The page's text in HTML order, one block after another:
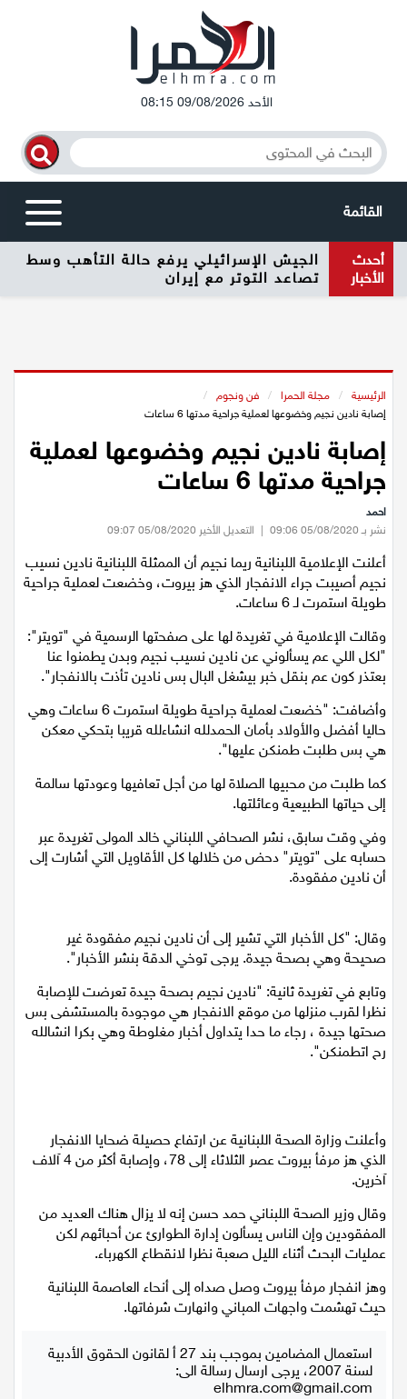
الأحد 09/08/2026 08:15
القائمة
أخبار محلية
عيلبون
دير حنا
سخنين
عرابة
اخبار عالمية
رياضة
رياضة محلية
رياضة عالمية
تقارير خاصة
اقتصاد
مقالات
مطبخ
مجلة الحمرا
جمال وازياء
فن
ستوديو انتخابات 2022
أحدث
الأخبار
الجيش الإسرائيلي يرفع حالة التأهب وسط
تصاعد التوتر مع إيران
الرئيسية / مجلة الحمرا / فن ونجوم
/
إصابة نادين نجيم وخضوعها لعملية جراحية مدتها 6 ساعات
إصابة نادين نجيم وخضوعها لعملية
جراحية مدتها 6 ساعات
احمد
نشر بـ 05/08/2020 09:06
| التعديل الأخير 05/08/2020 09:07
أعلنت الإعلامية اللبنانية ريما نجيم أن الممثلة اللبنانية نادين نسيب
نجيم أصيبت جراء الانفجار الذي هز بيروت، وخضعت لعملية جراحية
طويلة استمرت لـ 6 ساعات.
وقالت الإعلامية في تغريدة لها على صفحتها الرسمية في "تويتر":
"لكل اللي عم يسألوني عن نادين نسيب نجيم وبدن يطمنوا عنا
بعتذر كون عم بنقل خبر بيشغل البال بس نادين تأذت بالانفجار".
وأضافت: "خضعت لعملية جراحية طويلة استمرت 6 ساعات وهي
حاليا أفضل والأولاد بأمان الحمدلله انشاءلله قريبا بتحكي معكن
هي بس طلبت طمنكن عليها".
كما طلبت من محبيها الصلاة لها من أجل تعافيها وعودتها سالمة
إلى حياتها الطبيعية وعائلتها.
وفي وقت سابق، نشر الصحافي اللبناني خالد المولى تغريدة عبر
حسابه على "تويتر" دحض من خلالها كل الأقاويل التي أشارت إلى
أن نادين مفقودة.
وقال: "كل الأخبار التي تشير إلى أن نادين نجيم مفقودة غير
صحيحة وهي بصحة جيدة. يرجى توخي الدقة بنشر الأخبار".
وتابع في تغريدة ثانية: "نادين نجيم بصحة جيدة تعرضت للإصابة
نظرا لقرب منزلها من موقع الانفجار هي موجودة بالمستشفى بس
صحتها جيدة ، رجاء ما حدا يتداول أخبار مغلوطة وهي بكرا انشالله
رح اتطمنكن".
وأعلنت وزارة الصحة اللبنانية عن ارتفاع حصيلة ضحايا الانفجار
الذي هز مرفأ بيروت عصر الثلاثاء إلى 78، وإصابة أكثر من 4 آلاف
آخرين.
وقال وزير الصحة اللبناني حمد حسن إنه لا يزال هناك العديد من
المفقودين وإن الناس يسألون إدارة الطوارئ عن أحبائهم لكن
عمليات البحث أثناء الليل صعبة نظرا لانقطاع الكهرباء.
وهز انفجار مرفأ بيروت وصل صداه إلى أنحاء العاصمة اللبنانية
حيث تهشمت واجهات المباني وانهارت شرفاتها.
استعمال المضامين بموجب بند 27 أ لقانون الحقوق الأدبية
لسنة 2007، يرجى ارسال رسالة الى:
elhmra.com@gmail.com